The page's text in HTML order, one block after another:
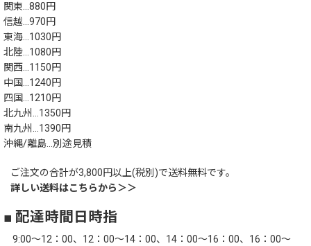
関東…880円
信越…970円
東海…1030円
北陸…1080円
関西…1150円
中国…1240円
四国…1210円
北九州…1350円
南九州…1390円
沖縄/離島…別途見積
ご注文の合計が3,800円以上(税別)で送料無料です。
詳しい送料はこちらから＞＞
■ 配達時間日時指
9:00～12：00、12：00～14：00、14：00～16：00、16：00～